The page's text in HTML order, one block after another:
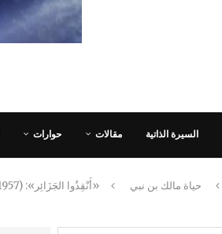
السيرة الذاتية مقالات حوارات
حياة مالك بن نبي «أَنْقِذُوا الجَزَائِر»: (1957) بِن نَبِيّ يَدْعُو العَالَمَ إِلَى دَعْمِ الجَزَائِرِ المُكَافِحَة